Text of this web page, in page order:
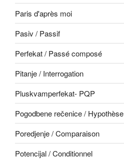
Paris d'après moi
Pasiv / Passif
Perfekat / Passé composé
Pitanje / Interrogation
Pluskvamperfekat- PQP
Pogodbene rečenice / Hypothèse
Poredjenje / Comparaison
Potencijal / Conditionnel